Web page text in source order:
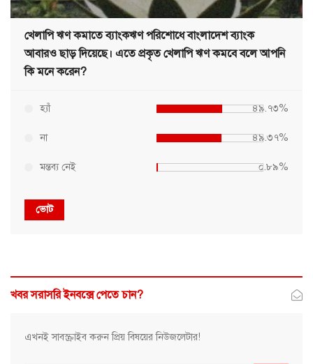
খেলাপি ঋণ কমাতে ব্যাংকঋণ পরিশোধে বাংলাদেশ ব্যাংক
আবারও ছাড় দিয়েছে। এতে প্রকৃত খেলাপি ঋণ কমবে বলে আপনি
কি মনে করেন?
হ্যাঁ ৪৯.৭৩%
না ৪৯.৩৭%
মন্তব্য নেই ০.৮৯%
ভোট
খবর সরাসরি ইনবক্সে পেতে চান?
এখনই সাবস্ক্রাইব করুন প্রিয় বিষয়ের নিউজলেটার!